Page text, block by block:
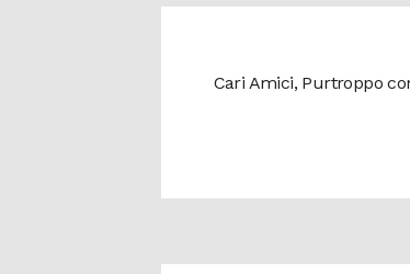
Cari Amici, Purtroppo